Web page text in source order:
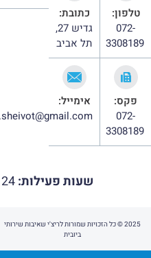
טלפון:
072-
3308189
כתובת:
גדיש 27,
תל אביב
פקס:
072-
3308189
אימייל:
שעות פעילות:24 שעות 6 ימים בשבוע
2025 © כל הזכויות שמורות לריצ'י שאיבות שירותי
ביובית